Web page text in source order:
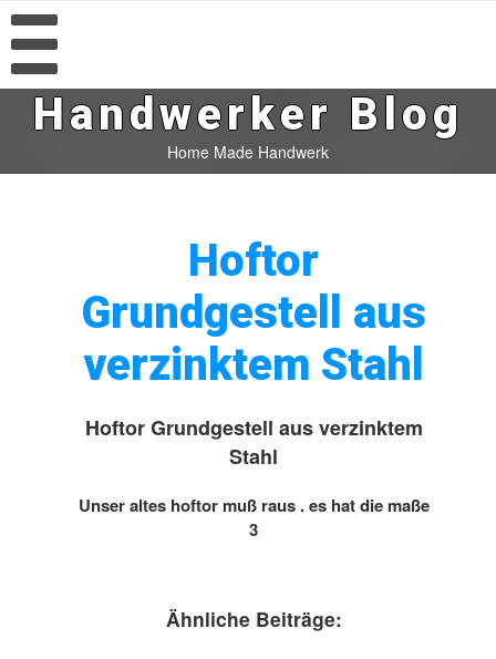
Handwerker Blog
Home Made Handwerk
Hoftor
Grundgestell aus
verzinktem Stahl
Hoftor Grundgestell aus verzinktem
Stahl
Unser altes hoftor muß raus . es hat die maße
3
Ähnliche Beiträge: